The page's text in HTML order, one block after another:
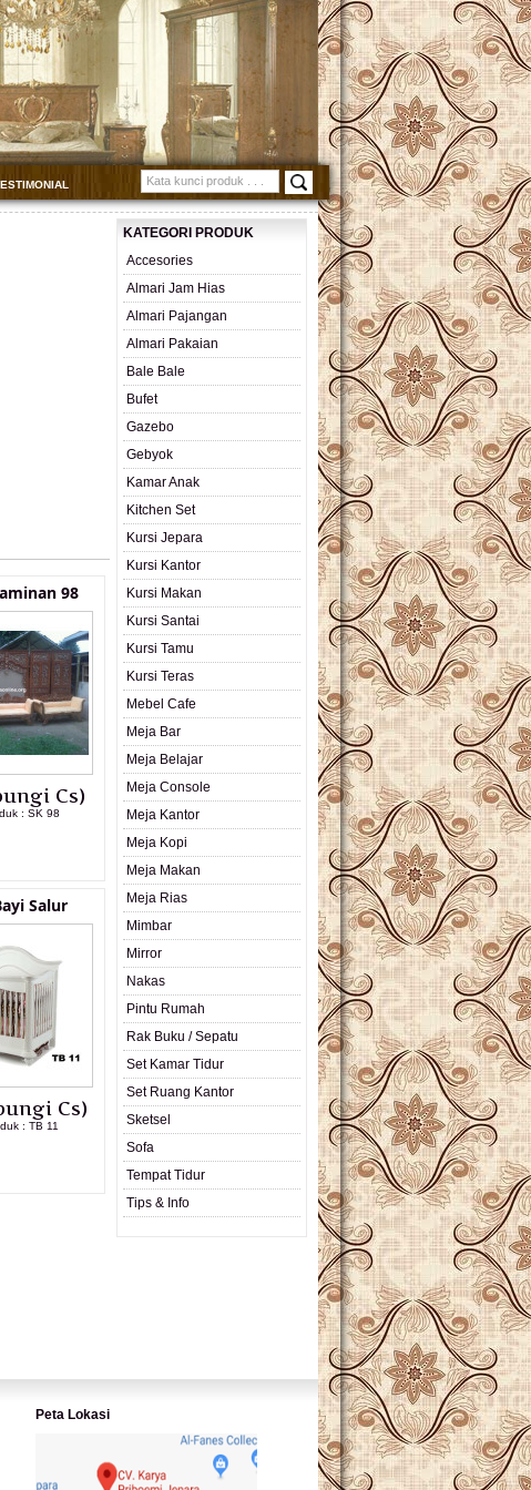
98
Cs)
: SK 98
Salur
Cs)
: TB 11
KATEGORI PRODUK
Accesories
Almari Jam Hias
Almari Pajangan
Almari Pakaian
Bale Bale
Bufet
Gazebo
Gebyok
Kamar Anak
Kitchen Set
Kursi Jepara
Kursi Kantor
Kursi Makan
Kursi Santai
Kursi Tamu
Kursi Teras
Mebel Cafe
Meja Bar
Meja Belajar
Meja Console
Meja Kantor
Meja Kopi
Meja Makan
Meja Rias
Mimbar
Mirror
Nakas
Pintu Rumah
Rak Buku / Sepatu
Set Kamar Tidur
Set Ruang Kantor
Sketsel
Sofa
Tempat Tidur
Tips & Info
Peta Lokasi